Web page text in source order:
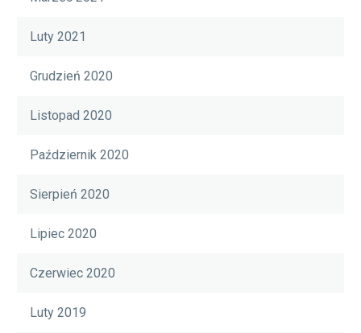
Luty 2021
Grudzień 2020
Listopad 2020
Październik 2020
Sierpień 2020
Lipiec 2020
Czerwiec 2020
Luty 2019